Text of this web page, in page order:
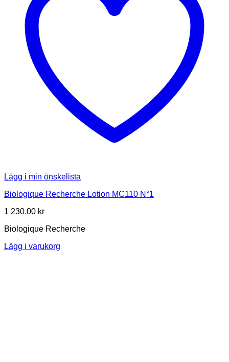
Lägg i min önskelista
Biologique Recherche Lotion MC110 N°1
1 230.00 kr
Biologique Recherche
Lägg i varukorg